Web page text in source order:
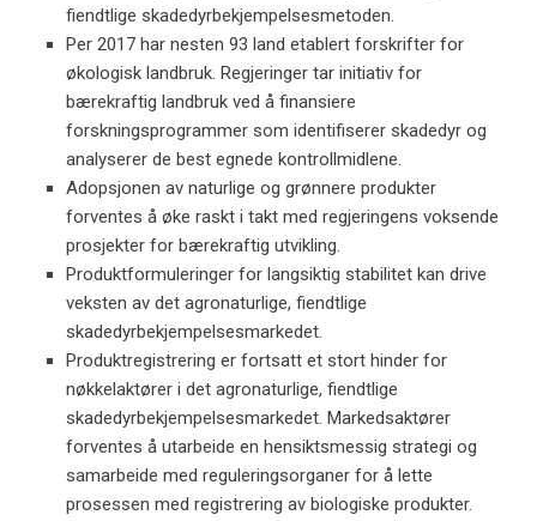
fiendtlige skadedyrbekjempelsesmetoden.
Per 2017 har nesten 93 land etablert forskrifter for
økologisk landbruk. Regjeringer tar initiativ for
bærekraftig landbruk ved å finansiere
forskningsprogrammer som identifiserer skadedyr og
analyserer de best egnede kontrollmidlene.
Adopsjonen av naturlige og grønnere produkter
forventes å øke raskt i takt med regjeringens voksende
prosjekter for bærekraftig utvikling.
Produktformuleringer for langsiktig stabilitet kan drive
veksten av det agronaturlige, fiendtlige
skadedyrbekjempelsesmarkedet.
Produktregistrering er fortsatt et stort hinder for
nøkkelaktører i det agronaturlige, fiendtlige
skadedyrbekjempelsesmarkedet. Markedsaktører
forventes å utarbeide en hensiktsmessig strategi og
samarbeide med reguleringsorganer for å lette
prosessen med registrering av biologiske produkter.